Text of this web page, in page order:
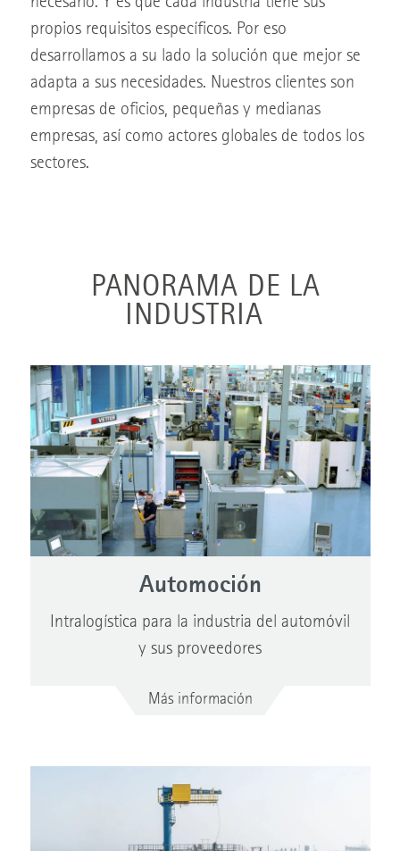
propios requisitos específicos. Por eso
desarrollamos a su lado la solución que mejor se
adapta a sus necesidades. Nuestros clientes son
empresas de oficios, pequeñas y medianas
empresas, así como actores globales de todos los
sectores.
PANORAMA DE LA
INDUSTRIA
Automoción
Intralogística para la industria del automóvil
y sus proveedores
Más información